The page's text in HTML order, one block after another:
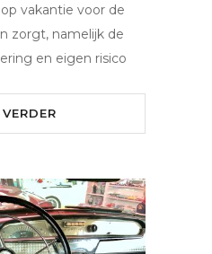
vakantie voor de
zorgt, namelijk de
en eigen risico